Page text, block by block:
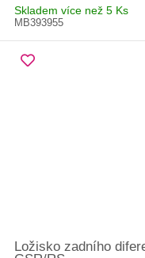
Skladem více než 5 Ks
MB393955
Ložisko zadního